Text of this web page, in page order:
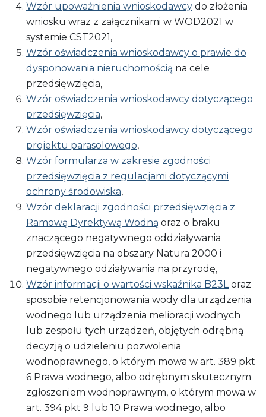
Wzór upoważnienia wnioskodawcy do złożenia
wniosku wraz z załącznikami w WOD2021 w
systemie CST2021,
Wzór oświadczenia wnioskodawcy o prawie do
dysponowania nieruchomością na cele
przedsięwzięcia,
Wzór oświadczenia wnioskodawcy dotyczącego
przedsięwzięcia,
Wzór oświadczenia wnioskodawcy dotyczącego
projektu parasolowego,
Wzór formularza w zakresie zgodności
przedsięwzięcia z regulacjami dotyczącymi
ochrony środowiska,
Wzór deklaracji zgodności przedsięwzięcia z
Ramową Dyrektywą Wodną oraz o braku
znaczącego negatywnego oddziaływania
przedsięwzięcia na obszary Natura 2000 i
negatywnego odziaływania na przyrodę,
Wzór informacji o wartości wskaźnika B23Loraz
sposobie retencjonowania wody dla urządzenia
wodnego lub urządzenia melioracji wodnych
lub zespołu tych urządzeń, objętych odrębną
decyzją o udzieleniu pozwolenia
wodnoprawnego, o którym mowa w art. 389 pkt
6 Prawa wodnego, albo odrębnym skutecznym
zgłoszeniem wodnoprawnym, o którym mowa w
art. 394 pkt 9 lub 10 Prawa wodnego, albo